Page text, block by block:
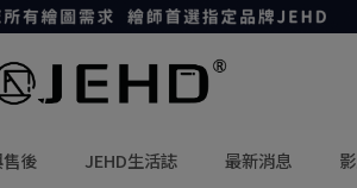
後 JEHD生活誌 最新消息